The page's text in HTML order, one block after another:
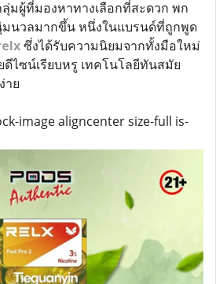
ลุ่มผู้ที่มองหาทางเลือกที่สะดวก พก
นวลมากขึ้น หนึ่งในแบรนด์ที่ถูกพูด
ซึ่งได้รับความนิยมจากทั้งมือใหม่
ดีไซน์เรียบหรู เทคโนโลยีทันสมัย
าย
image aligncenter size-full is-